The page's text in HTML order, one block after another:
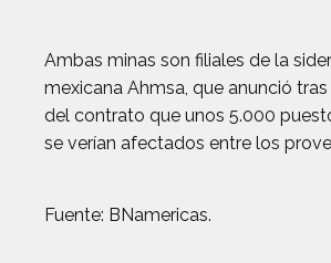
Ambas minas son filiales de la
mexicana Ahmsa, que anunció
del contrato que unos 5.000
se verían afectados entre los
Fuente: BNamericas.